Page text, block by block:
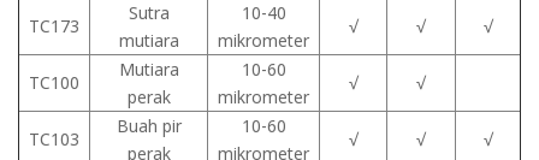
TC173
Sutra
mutiara
10-40
mikrometer
√ √ √
TC100
Mutiara
perak
10-60
mikrometer
√ √
TC103
Buah pir
perak
10-60
mikrometer
√ √ √